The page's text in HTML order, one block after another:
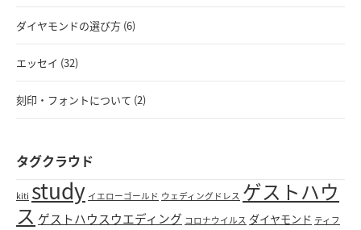
ダイヤモンドの選び方 (6)
エッセイ (32)
刻印・フォントについて (2)
タグクラウド
kiti study イエローゴールド ウェディングドレス ゲストハウ
ス ゲストハウスウエディング コロナウイルス ダイヤモンド ティフ